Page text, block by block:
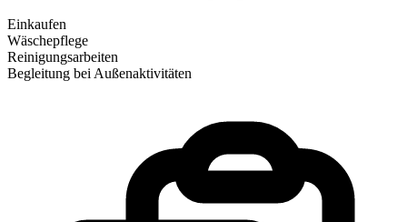
Einkaufen
Wäschepflege
Reinigungsarbeiten
Begleitung bei Außenaktivitäten